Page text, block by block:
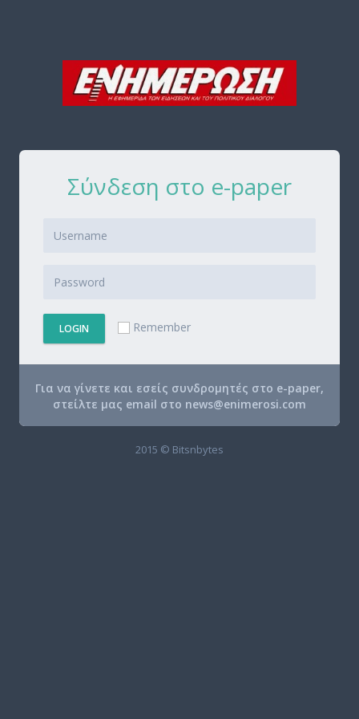
Σύνδεση στο e-paper
LOGIN Remember
Για να γίνετε και εσείς συνδρομητές στο e-paper,
στείλτε μας email στο news@enimerosi.com
2015 © Bitsnbytes